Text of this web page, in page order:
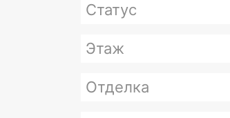
Статус
Этаж
Отделка